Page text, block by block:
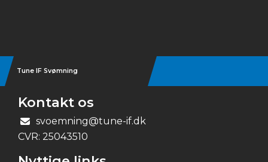
Tune IF Svømning
Kontakt os
svoemning@tune-if.dk
CVR: 25043510